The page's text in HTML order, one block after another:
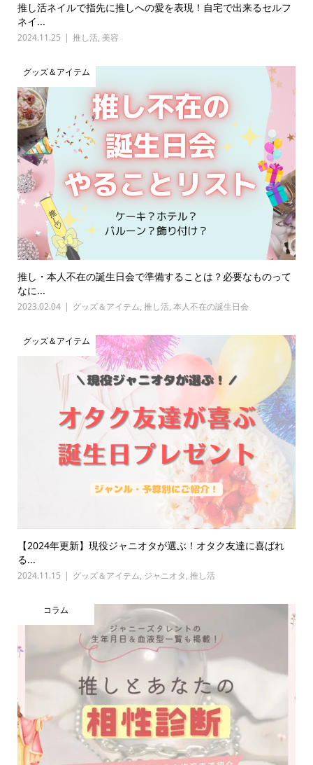
推し活ネイルで指先に推しへの愛を表現！自宅で出来るセルフ
ネイ...
2024.11.25 推し活, 美容
グッズ＆アイテム
推し・本人不在の誕生日会で準備することは？必要なものって
なに...
2023.02.04 グッズ＆アイテム, 推し活, 本人不在の誕生日会
グッズ＆アイテム
【2024年更新】現役ジャニオタが選ぶ！オタク友達に喜ばれ
る...
2024.11.15 グッズ＆アイテム, ジャニオタ, 推し活
コラム